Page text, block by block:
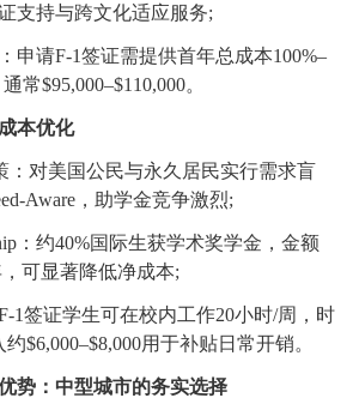
支持与跨文化适应服务;
请F-1签证需提供首年总成本100%–
常$95,000–$110,000。
本优化
对美国公民与永久居民实行需求盲
Aware，助学金竞争激烈;
约40%国际生获学术奖学金，金额
，可显著降低净成本;
证学生可在校内工作20小时/周，时
$6,000–$8,000用于补贴日常开销。
：中型城市的务实选择